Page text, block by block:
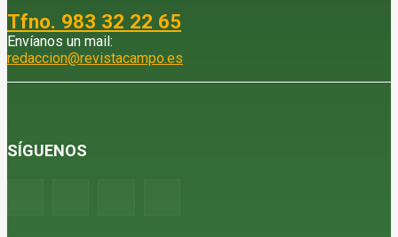
Tfno. 983 32 22 65
Envíanos un mail:
redaccion@revistacampo.es
SÍGUENOS